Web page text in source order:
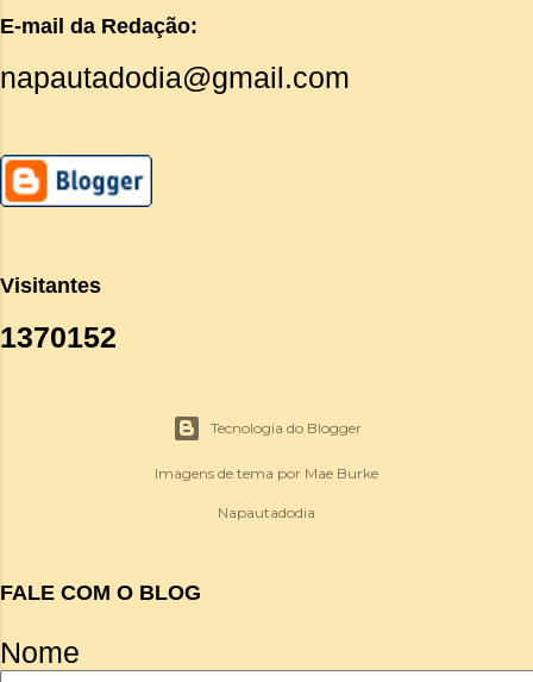
E-mail da Redação:
napautadodia@gmail.com
Visitantes
1370152
Tecnologia do Blogger
Imagens de tema por Mae Burke
Napautadodia
FALE COM O BLOG
Nome